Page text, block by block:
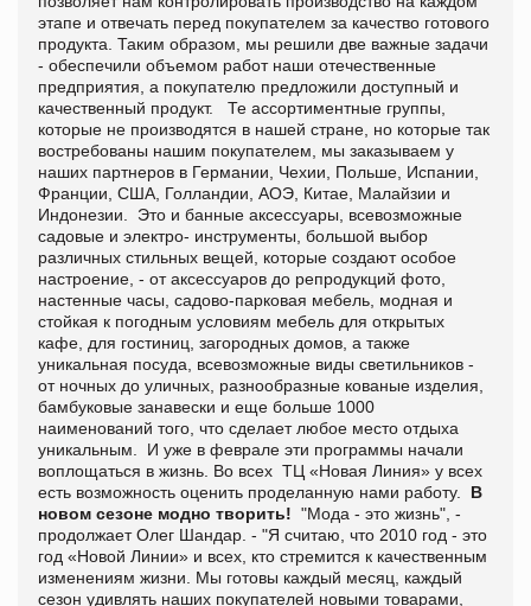
этапе и отвечать перед покупателем за качество готового
продукта. Таким образом, мы решили две важные задачи
- обеспечили объемом работ наши отечественные
предприятия, а покупателю предложили доступный и
качественный продукт. Те ассортиментные группы,
которые не производятся в нашей стране, но которые так
востребованы нашим покупателем, мы заказываем у
наших партнеров в Германии, Чехии, Польше, Испании,
Франции, США, Голландии, АОЭ, Китае, Малайзии и
Индонезии. Это и банные аксессуары, всевозможные
садовые и электро- инструменты, большой выбор
различных стильных вещей, которые создают особое
настроение, - от аксессуаров до репродукций фото,
настенные часы, садово-парковая мебель, модная и
стойкая к погодным условиям мебель для открытых
кафе, для гостиниц, загородных домов, а также
уникальная посуда, всевозможные виды светильников -
от ночных до уличных, разнообразные кованые изделия,
бамбуковые занавески и еще больше 1000
наименований того, что сделает любое место отдыха
уникальным. И уже в феврале эти программы начали
воплощаться в жизнь. Во всех ТЦ «Новая Линия» у всех
есть возможность оценить проделанную нами работу. В
новом сезоне модно творить! "Мода - это жизнь", -
продолжает Олег Шандар. - "Я считаю, что 2010 год - это
год «Новой Линии» и всех, кто стремится к качественным
изменениям жизни. Мы готовы каждый месяц, каждый
сезон удивлять наших покупателей новыми товарами,